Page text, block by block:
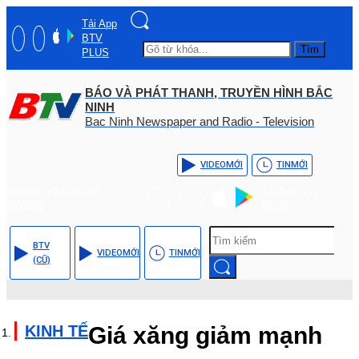
Tải App
BTV
PLUS
Tìm
BÁO VÀ PHÁT THANH, TRUYỀN HÌNH BẮC
NINH
Bac Ninh Newspaper and Radio - Television
VIDEOMỚI TINMỚI
BTV
(CŨ)
VIDEOMỚI TINMỚI
KINH TẾGiá xăng giảm mạnh